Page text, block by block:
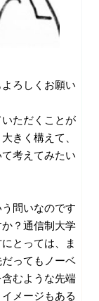
ろしくお願い
ただくことが
きく構えて、
考えてみたい
問いなのです
？通信制大学
とっては、ま
ってもノーベ
むような先端
メージもある